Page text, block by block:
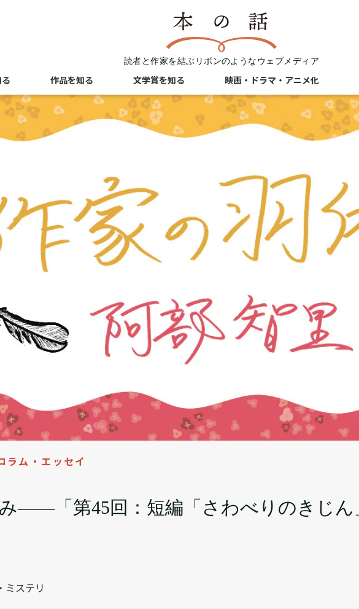
読者と作家を結ぶリボンのようなウェブメディア
作品を知る 文学賞を知る 映画・ドラマ・アニメ化
ラム・エッセイ
――「第45回：短編「さわべりのきじん
ミステリ